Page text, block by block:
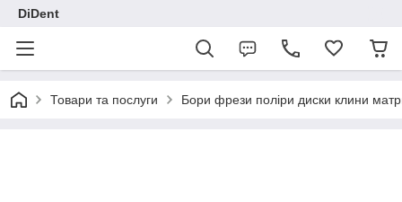
DiDent
Товари та послуги Бори фрези поліри диски клини